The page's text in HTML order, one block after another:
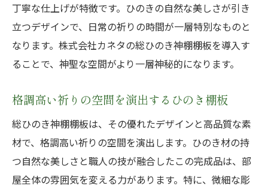
丁寧な仕上げが特徴です。ひのきの自然な美しさが引き
立つデザインで、日常の祈りの時間が一層特別なものと
なります。株式会社カネタの総ひのき神棚棚板を導入す
ることで、神聖な空間がより一層神秘的になります。
格調高い祈りの空間を演出するひのき棚板
総ひのき神棚棚板は、その優れたデザインと高品質な素
材で、格調高い祈りの空間を演出します。ひのき材の持
つ自然な美しさと職人の技が融合したこの完成品は、部
屋全体の雰囲気を変える力があります。特に、微細な彫